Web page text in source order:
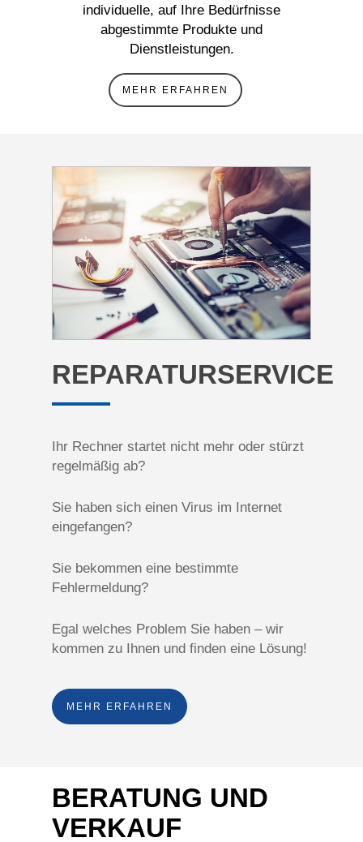
individuelle, auf Ihre Bedürfnisse
abgestimmte Produkte und
Dienstleistungen.
MEHR ERFAHREN
REPARATURSERVICE
Ihr Rechner startet nicht mehr oder stürzt
regelmäßig ab?
Sie haben sich einen Virus im Internet
eingefangen?
Sie bekommen eine bestimmte
Fehlermeldung?
Egal welches Problem Sie haben – wir
kommen zu Ihnen und finden eine Lösung!
MEHR ERFAHREN
BERATUNG UND
VERKAUF